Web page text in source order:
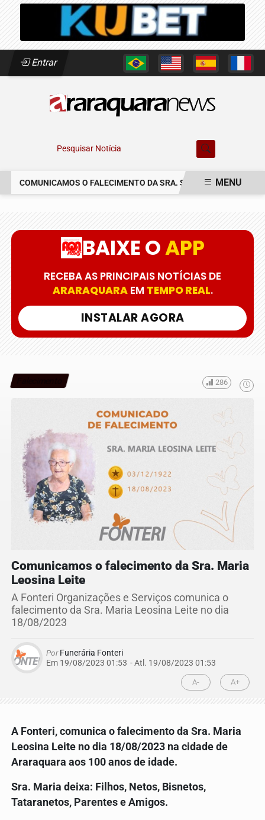
Entrar
Pesquisar Notícia
COMUNICAMOS O FALECIMENTO DA SRA. SUSETE SILVIAMENU
BAIXE OAPP
RECEBA AS PRINCIPAIS NOTÍCIAS DE
ARARAQUARAEM TEMPO REAL.
INSTALAR AGORA
286
Comunicamos o falecimento da Sra. Maria
Leosina Leite
A Fonteri Organizações e Serviços comunica o
falecimento da Sra. Maria Leosina Leite no dia
18/08/2023
PorFunerária Fonteri
Em 19/08/2023 01:53 - Atl. 19/08/2023 01:53
A- A+
A Fonteri, comunica o falecimento da Sra. Maria
Leosina Leite no dia 18/08/2023 na cidade de
Araraquara aos 100 anos de idade.
Sra. Maria deixa: Filhos, Netos, Bisnetos,
Tataranetos, Parentes e Amigos.